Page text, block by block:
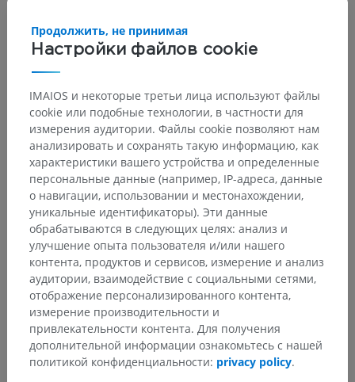
Основные структуры:Нет анатомических терминов,
относящихся к этой части тела
Переводы
Заметили ошибку?
Не стесняйтесь предложить поправку, свою версию
перевода или решение по улучшению контента.
Сообщить об ошибке
СКАЧАТЬ ПРИЛОЖЕНИЕ
Настройки файлов cookie
Продолжить, не принимая
IMAIOS и некоторые третьи лица используют файлы
cookie или подобные технологии, в частности для
измерения аудитории. Файлы cookie позволяют нам
анализировать и сохранять такую информацию, как
характеристики вашего устройства и определенные
персональные данные (например, IP-адреса, данные
о навигации, использовании и местонахождении,
уникальные идентификаторы). Эти данные
обрабатываются в следующих целях: анализ и
улучшение опыта пользователя и/или нашего
контента, продуктов и сервисов, измерение и анализ
аудитории, взаимодействие с социальными сетями,
отображение персонализированного контента,
измерение производительности и
привлекательности контента. Для получения
дополнительной информации ознакомьтесь с нашей
политикой конфиденциальности: privacy policy.